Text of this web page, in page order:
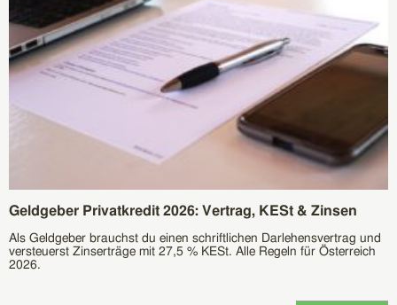
Geldgeber Privatkredit 2026: Vertrag, KESt & Zinsen
Als Geldgeber brauchst du einen schriftlichen Darlehensvertrag und
versteuerst Zinserträge mit 27,5 % KESt. Alle Regeln für Österreich
2026.